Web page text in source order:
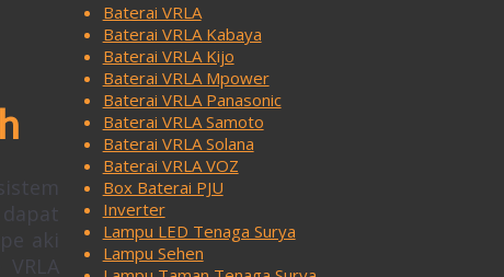
aki
Baterai VRLA
Baterai VRLA Kabaya
Baterai VRLA Kijo
Baterai VRLA Mpower
Baterai VRLA Panasonic
Baterai VRLA Samoto
Baterai VRLA Solana
Baterai VRLA VOZ
Box Baterai PJU
Inverter
Lampu LED Tenaga Surya
Lampu Sehen